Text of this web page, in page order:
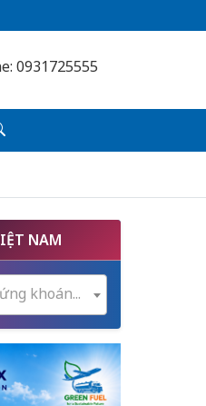
0931725555
NAM
khoán...